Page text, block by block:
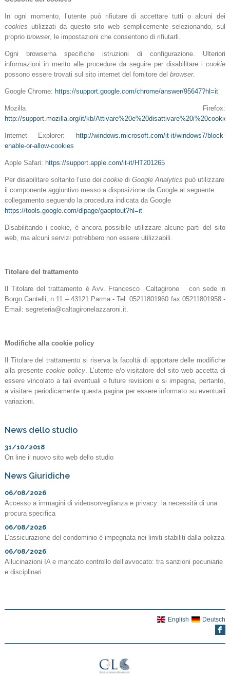
In ogni momento, l’utente può rifiutare di accettare tutti o alcuni dei
cookies utilizzati da questo sito web semplicemente selezionando, sul
proprio browser, le impostazioni che consentono di rifiutarli.
Ogni browserha specifiche istruzioni di configurazione. Ulteriori
informazioni in merito alle procedure da seguire per disabilitare icookie
possono essere trovati sul sito internet del fornitore del browser.
Google Chrome: https://support.google.com/chrome/answer/95647?hl=it
Mozilla Firefox:
http://support.mozilla.org/it/kb/Attivare%20e%20disattivare%20i%20cookie
Internet Explorer: http://windows.microsoft.com/it-it/windows7/block-
enable-or-allow-cookies
Apple Safari: https://support.apple.com/it-it/HT201265
Per disabilitare soltanto l’uso dei cookie di Google Analytics può utilizzare
il componente aggiuntivo messo a disposizione da Google al seguente
collegamento seguendo la procedura indicata da Google
https://tools.google.com/dlpage/gaoptout?hl=it
Disabilitando i cookie, è ancora possibile utilizzare alcune parti del sito
web, ma alcuni servizi potrebbero non essere utilizzabili.
Titolare del trattamento
Il Titolare del trattamento è Avv. Francesco Caltagirone con sede in
Borgo Cantelli, n.11 – 43121 Parma - Tel. 05211801960 fax 05211801958 -
Email: segreteria@caltagironelazzaroni.it.
Modifiche alla cookie policy
Il Titolare del trattamento si riserva la facoltà di apportare delle modifiche
alla presente cookie policy. L’utente e/o visitatore del sito web accetta di
essere vincolato a tali eventuali e future revisioni e si impegna, pertanto,
a visitare periodicamente questa pagina per essere informato su eventuali
variazioni.
News dello studio
31/10/2018
On line il nuovo sito web dello studio
News Giuridiche
06/08/2026
Accesso a immagini di videosorveglianza e privacy: la necessità di una
procura specifica
06/08/2026
L’assicurazione del condominio è impegnata nei limiti stabiliti dalla polizza
06/08/2026
Allucinazioni IA e mancato controllo dell’avvocato: tra sanzioni pecuniarie
e disciplinari
English Deutsch